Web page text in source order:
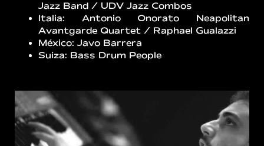
Jazz Band / UDV Jazz Combos
Italia: Antonio Onorato Neapolitan
Avantgarde Quartet / Raphael Gualazzi
México: Javo Barrera
Suiza: Bass Drum People